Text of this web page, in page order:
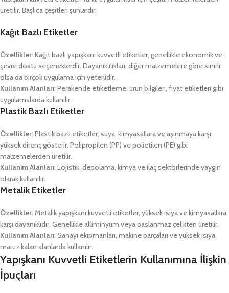
üretilir. Başlıca çeşitleri şunlardır:
Kağıt Bazlı Etiketler
Özellikler: Kağıt bazlı yapışkanı kuvvetli etiketler, genellikle ekonomik ve
çevre dostu seçeneklerdir. Dayanıklılıkları, diğer malzemelere göre sınırlı
olsa da birçok uygulama için yeterlidir.
Kullanım Alanları: Perakende etiketleme, ürün bilgileri, fiyat etiketleri gibi
uygulamalarda kullanılır.
Plastik Bazlı Etiketler
Özellikler: Plastik bazlı etiketler, suya, kimyasallara ve aşınmaya karşı
yüksek direnç gösterir. Polipropilen (PP) ve polietilen (PE) gibi
malzemelerden üretilir.
Kullanım Alanları: Lojistik, depolama, kimya ve ilaç sektörlerinde yaygın
olarak kullanılır.
Metalik Etiketler
Özellikler: Metalik yapışkanı kuvvetli etiketler, yüksek ısıya ve kimyasallara
karşı dayanıklıdır. Genellikle alüminyum veya paslanmaz çelikten üretilir.
Kullanım Alanları: Sanayi ekipmanları, makine parçaları ve yüksek ısıya
maruz kalan alanlarda kullanılır.
Yapışkanı Kuvvetli Etiketlerin Kullanımına İlişkin
İpuçları